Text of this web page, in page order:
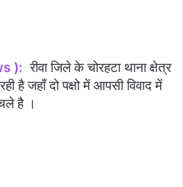
): रीवा जिले के चोरहटा थाना क्षेत्र
है जहाँ दो पक्षो में आपसी विवाद में
है ।